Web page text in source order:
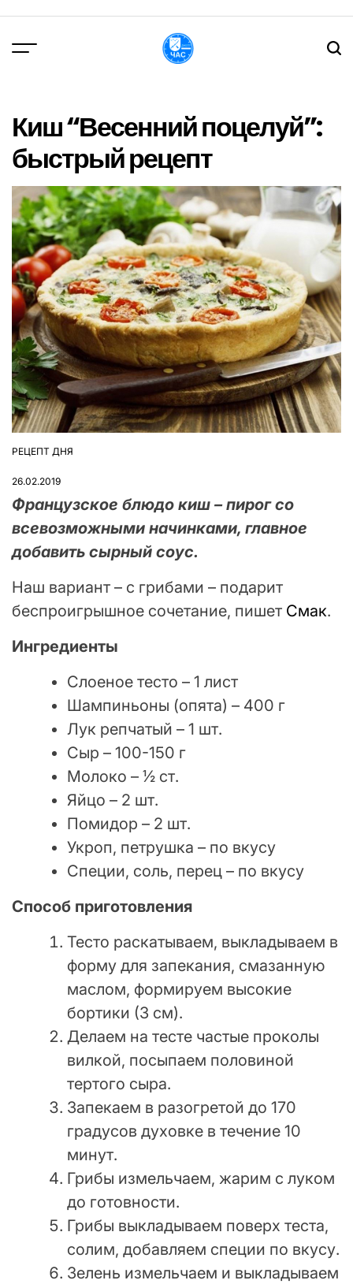
вмісту
Киш “Весенний поцелуй”:
быстрый рецепт
ОПУБЛІКУВАТИ
РЕЦЕПТ ДНЯ
26.02.2019
Французское блюдо киш – пирог со
всевозможными начинками, главное
добавить сырный соус.
Наш вариант – с грибами – подарит
беспроигрышное сочетание, пишет Смак.
Ингредиенты
Слоеное тесто – 1 лист
Шампиньоны (опята) – 400 г
Лук репчатый – 1 шт.
Сыр – 100-150 г
Молоко – ½ ст.
Яйцо – 2 шт.
Помидор – 2 шт.
Укроп, петрушка – по вкусу
Специи, соль, перец – по вкусу
Способ приготовления
Тесто раскатываем, выкладываем в
форму для запекания, смазанную
маслом, формируем высокие
бортики (3 см).
Делаем на тесте частые проколы
вилкой, посыпаем половиной
тертого сыра.
Запекаем в разогретой до 170
градусов духовке в течение 10
минут.
Грибы измельчаем, жарим с луком
до готовности.
Грибы выкладываем поверх теста,
солим, добавляем специи по вкусу.
Зелень измельчаем и выкладываем